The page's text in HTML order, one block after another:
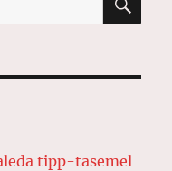
tipp-tasemel